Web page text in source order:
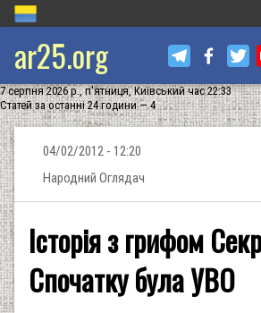
ar25.org
7 серпня 2026 р., п'ятниця, Київський час 22:33
Статей за останні 24 години — 4
04/02/2012 - 12:20
Народний Оглядач
Історія з грифом
Спочатку була УВО